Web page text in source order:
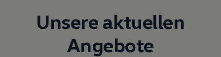
Unsere aktuellen
Angebote